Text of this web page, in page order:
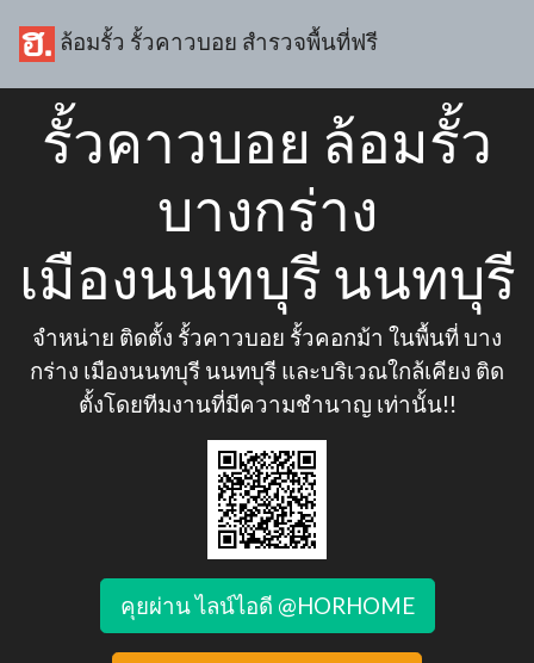
ล้อมรั้ว รั้วคาวบอย สำรวจพื้นที่ฟรี
รั้วคาวบอย ล้อมรั้ว
บางกร่าง
เมืองนนทบุรี นนทบุรี
จำหน่าย ติดตั้ง รั้วคาวบอย รั้วคอกม้า ในพื้นที่ บาง
กร่าง เมืองนนทบุรี นนทบุรี และบริเวณใกล้เคียง ติด
ตั้งโดยทีมงานที่มีความชำนาญ เท่านั้น!!
คุยผ่าน ไลน์ไอดี @HORHOME